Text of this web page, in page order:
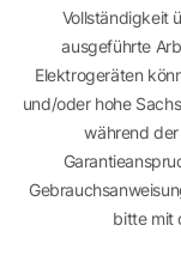
Vollständigkeit
ausgeführte
Elektrogeräten
und/oder hohe
während
bitte mit